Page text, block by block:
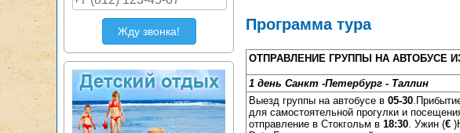
Жду звонка! Программа тура
ОТПРАВЛЕНИЕ ГРУППЫ НА АВТОБУСЕ
1 день Санкт -Петербург - Таллин
Выезд группы на автобусе в 05-30
для самостоятельной прогулки и
отправление в Стокгольм в 18:30. Ужин (€